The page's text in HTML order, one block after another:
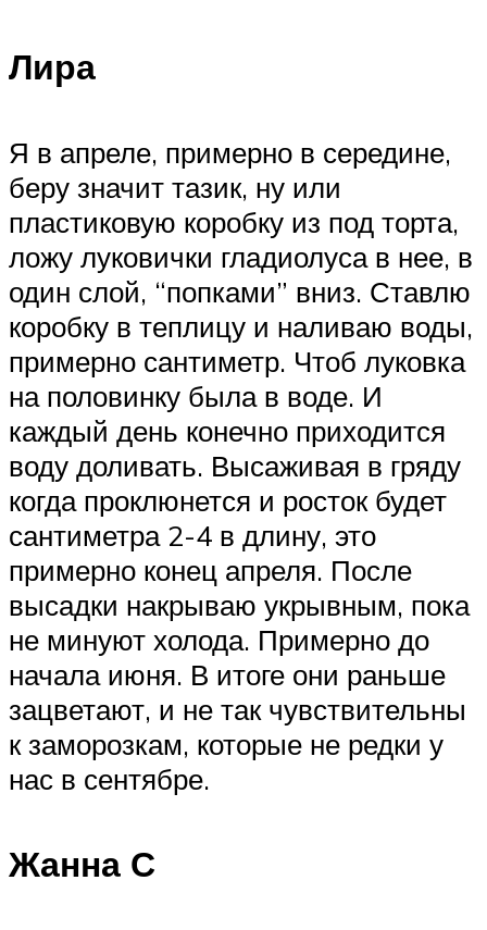
Лира
Я в апреле, примерно в середине,
беру значит тазик, ну или
пластиковую коробку из под торта,
ложу луковички гладиолуса в нее, в
один слой, “попками” вниз. Ставлю
коробку в теплицу и наливаю воды,
примерно сантиметр. Чтоб луковка
на половинку была в воде. И
каждый день конечно приходится
воду доливать. Высаживая в гряду
когда проклюнется и росток будет
сантиметра 2-4 в длину, это
примерно конец апреля. После
высадки накрываю укрывным, пока
не минуют холода. Примерно до
начала июня. В итоге они раньше
зацветают, и не так чувствительны
к заморозкам, которые не редки у
нас в сентябре.
Жанна С